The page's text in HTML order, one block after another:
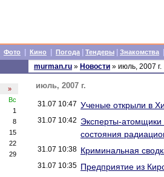
Фото Кино Погода Тендеры Знакомства
»
Вс
1
8
15
22
29
murman.ru » Новости » июль, 2007 г.
июль, 2007 г.
31.07 10:47 Ученые открыли в
31.07 10:42 Эксперты-атомщики
состояния
31.07 10:38 Криминальная
31.07 10:35 Предприятие из